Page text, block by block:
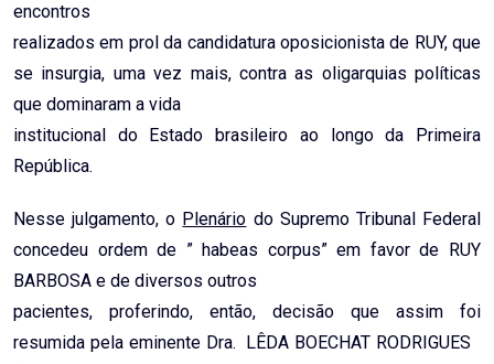
encontros
realizados em prol da candidatura oposicionista de RUY, que
se insurgia, uma vez mais, contra as oligarquias políticas
que dominaram a vida
institucional do Estado brasileiro ao longo da Primeira
República.
Nesse julgamento, o Plenário do Supremo Tribunal Federal
concedeu ordem de ” habeas corpus” em favor de RUY
BARBOSA e de diversos outros
pacientes, proferindo, então, decisão que assim foi
resumida pela eminente Dra. LÊDA BOECHAT RODRIGUES